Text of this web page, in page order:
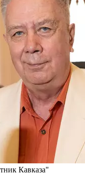
Кавказа"